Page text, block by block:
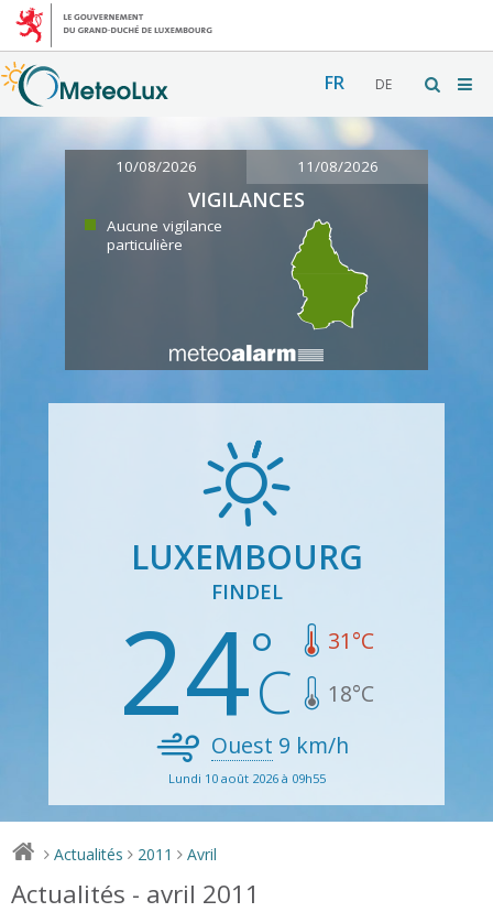
FR DE
10/08/2026 11/08/2026
VIGILANCES
Aucune vigilance
particulière
LUXEMBOURG
FINDEL
24 31°C
18°C
Ouest 9 km/h
Lundi 10 août 2026 à 09h55
> Actualités > 2011 > Avril
Actualités - avril 2011